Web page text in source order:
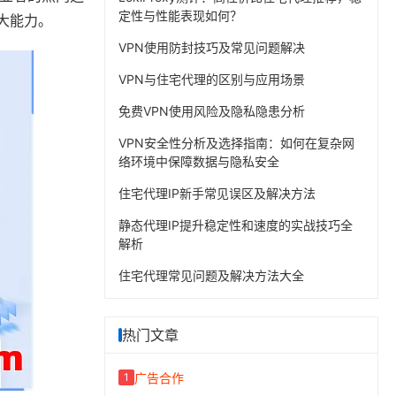
力。
定性与性能表现如何？
VPN使用防封技巧及常见问题解决
VPN与住宅代理的区别与应用场景
免费VPN使用风险及隐私隐患分析
VPN安全性分析及选择指南：如何在复杂网
络环境中保障数据与隐私安全
住宅代理IP新手常见误区及解决方法
静态代理IP提升稳定性和速度的实战技巧全
解析
住宅代理常见问题及解决方法大全
热门文章
1 广告合作